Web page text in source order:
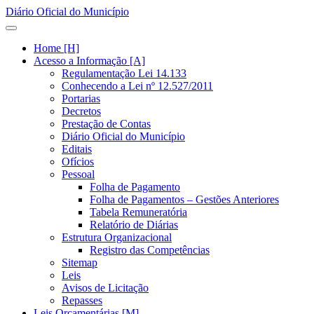
Diário Oficial do Município
Home [H]
Acesso a Informação [A]
Regulamentação Lei 14.133
Conhecendo a Lei nº 12.527/2011
Portarias
Decretos
Prestação de Contas
Diário Oficial do Município
Editais
Ofícios
Pessoal
Folha de Pagamento
Folha de Pagamentos – Gestões Anteriores
Tabela Remuneratória
Relatório de Diárias
Estrutura Organizacional
Registro das Competências
Sitemap
Leis
Avisos de Licitação
Repasses